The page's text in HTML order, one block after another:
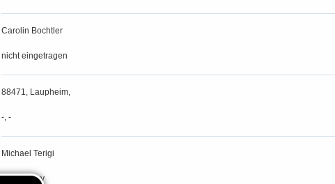
Carolin Bochtler
nicht eingetragen
88471, Laupheim,
-, -
Michael Terigi
Heike Ahhy